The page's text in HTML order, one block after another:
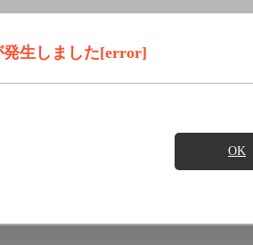
生しました[error]
OK